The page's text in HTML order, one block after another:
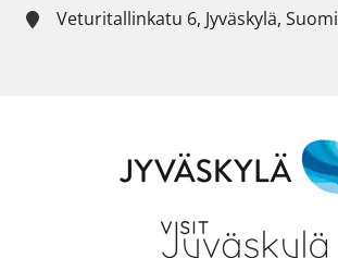
Veturitallinkatu 6, Jyväskylä, Suomi